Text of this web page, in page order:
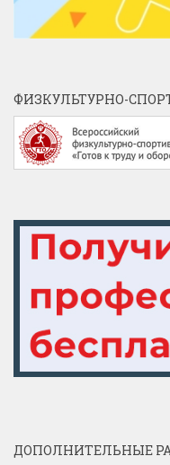
ФИЗКУЛЬТУРНО-
ДОПОЛНИТЕЛЬНЫЕ